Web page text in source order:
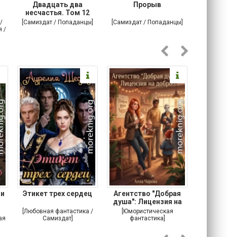
/
Двадцать два
несчастья. Том 12
[Самиздат / Попаданцы]
Прорыв
[Самиздат / Попаданцы]
Этикет трех сердец
[Любовная фантастика /
Самиздат]
Агентство "Добрая
душа": Лицензия на
добро
[Юмористическая
фантастика]